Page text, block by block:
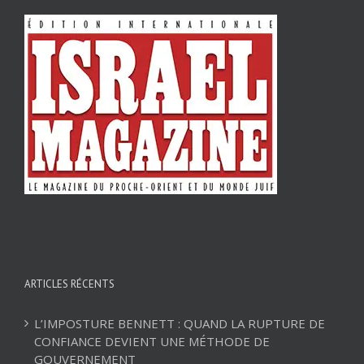
ARTICLES RÉCENTS
L’IMPOSTURE BENNETT : QUAND LA RUPTURE DE
CONFIANCE DEVIENT UNE MÉTHODE DE
GOUVERNEMENT